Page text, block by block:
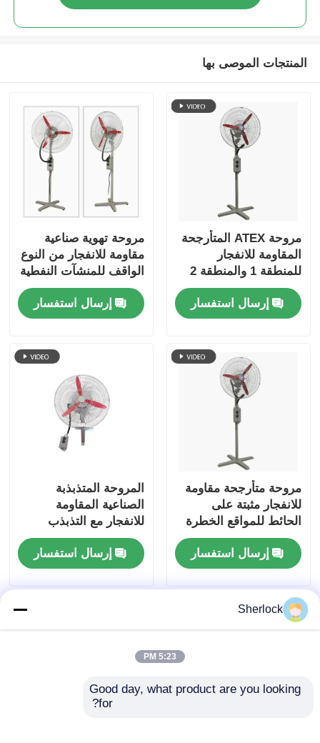
المنتجات الموصى بها
مروحة ATEX المتأرجحة
المقاومة للانفجار
للمنطقة 1 والمنطقة 2
إرسال استفسار
مروحة تهوية صناعية
مقاومة للانفجار من النوع
الواقف للمنشآت النفطية
/ الغازية
إرسال استفسار
مروحة متأرجحة مقاومة
للانفجار مثبتة على
الحائط للمواقع الخطرة
إرسال استفسار
المروحة المتذبذبة
الصناعية المقاومة
للانفجار مع التذبذب
القابل للتعديل
إرسال استفسار
Sherlock
5:23 PM
Good day, what product are you looking
for?